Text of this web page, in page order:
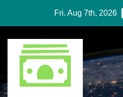
content
Fri. Aug 7th, 2026